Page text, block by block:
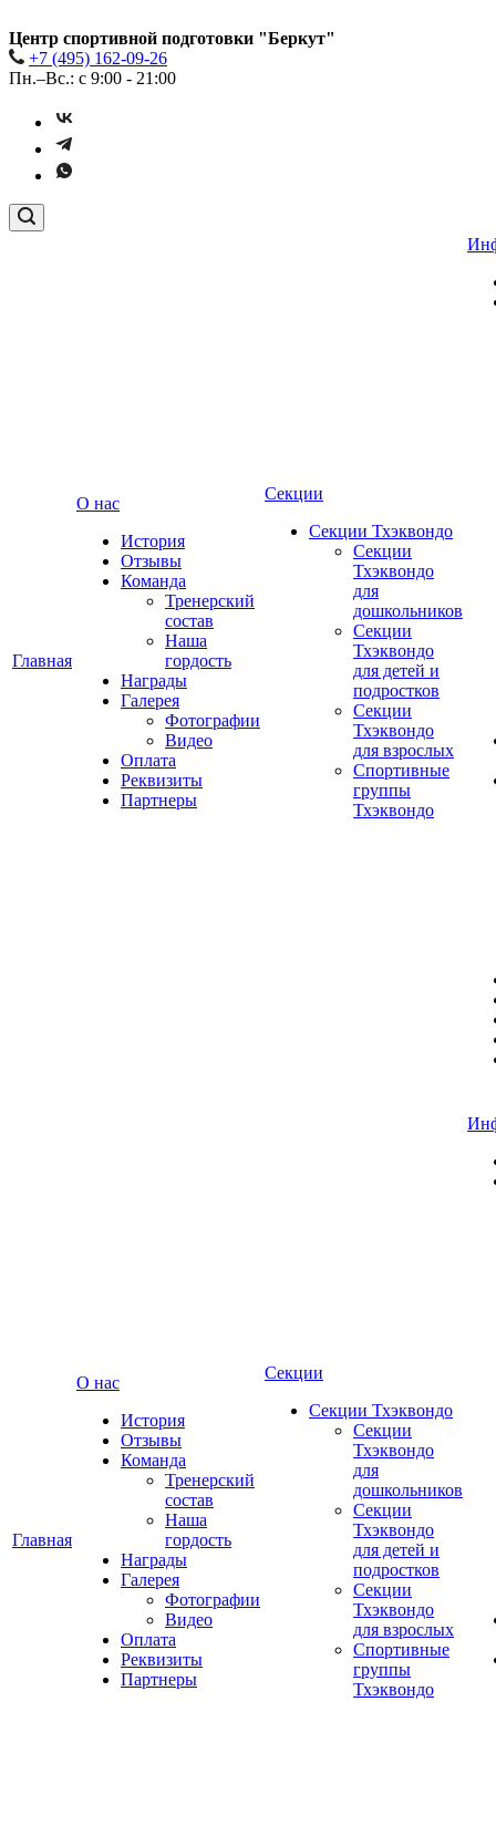
Центр спортивной подготовки "Беркут"
+7 (495) 162-09-26
Пн.–Вс.: с 9:00 - 21:00
Главная
О нас
История
Отзывы
Команда
Тренерский
состав
Наша
гордость
Награды
Галерея
Фотографии
Видео
Оплата
Реквизиты
Партнеры
Секции
Секции Тхэквондо
Секции
Тхэквондо
для
дошкольников
Секции
Тхэквондо
для детей и
подростков
Секции
Тхэквондо
для взрослых
Спортивные
группы
Тхэквондо
Главная
О нас
История
Отзывы
Команда
Тренерский
состав
Наша
гордость
Награды
Галерея
Фотографии
Видео
Оплата
Реквизиты
Партнеры
Секции
Секции Тхэквондо
Секции
Тхэквондо
для
дошкольников
Секции
Тхэквондо
для детей и
подростков
Секции
Тхэквондо
для взрослых
Спортивные
группы
Тхэквондо